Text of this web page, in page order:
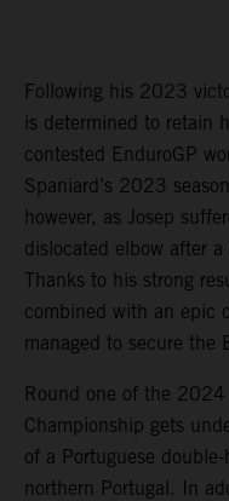
Following his 2023
is determined to retain
contested EnduroGP
Spaniard’s 2023
however, as Josep
dislocated elbow after
Thanks to his strong
combined with an epic
managed to secure the
Round one of the 2024
Championship gets
of a Portuguese
northern Portugal. In